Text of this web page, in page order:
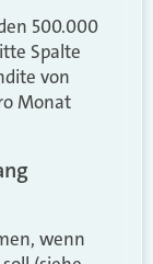
500.000
Spalte
von
Monat
wenn